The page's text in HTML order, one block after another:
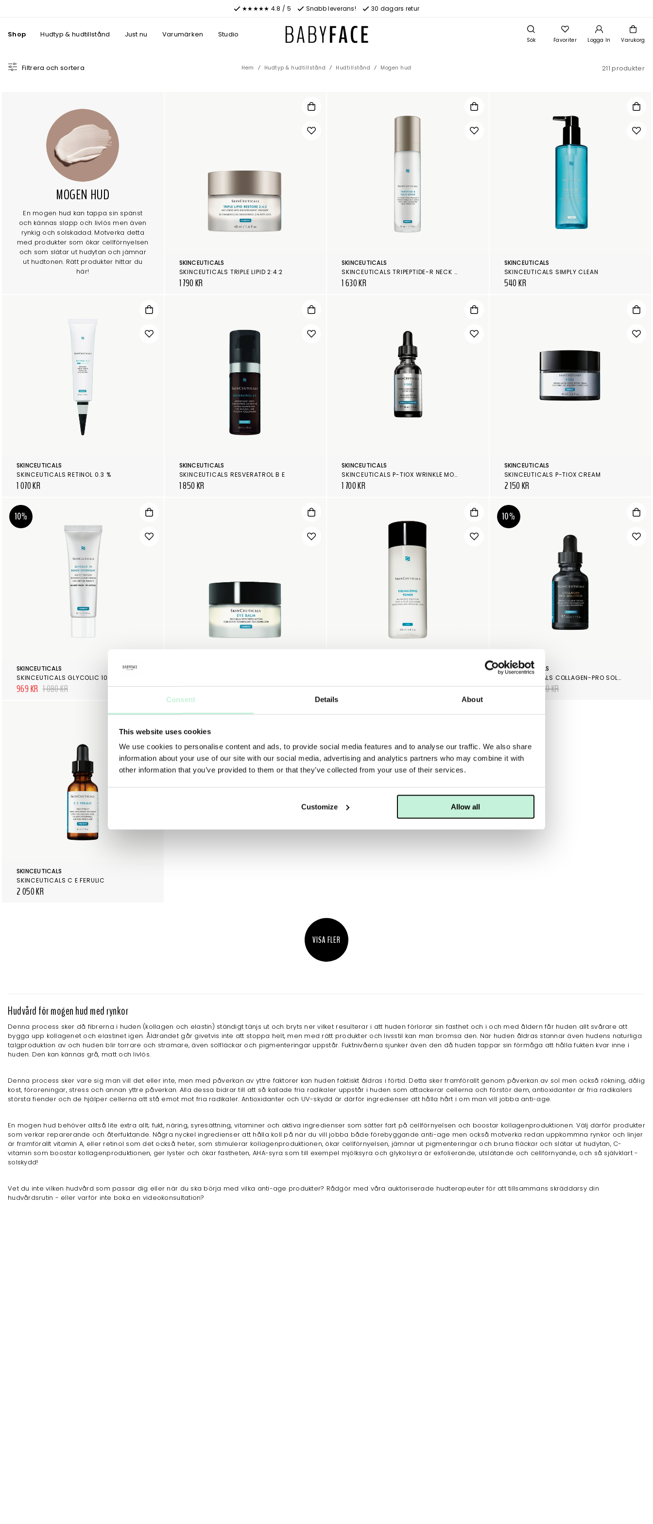
Consent Details About
This website uses cookies
We use cookies to personalise content and ads, to provide social media features and to analyse our traffic. We also share
information about your use of our site with our social media, advertising and analytics partners who may combine it with
other information that you’ve provided to them or that they’ve collected from your use of their services.
Customize Allow all
★★★★★ 4.8 / 5 Snabb leverans! 30 dagars retur
Shop Hudtyp & hudtillstånd Just nu Varumärken Studio
Varukorg
Logga In
Favoriter
Sök
Filtrera och sortera Hem Hudtyp & hudtillstånd Hudtillstånd Mogen hud 211 produkter
MOGEN HUD
En mogen hud kan tappa sin spänst
och kännas slapp och livlös men även
rynkig och solskadad. Motverka detta
med produkter som ökar cellförnyelsen
och som slätar ut hudytan och jämnar
ut hudtonen. Rätt produkter hittar du
här!
SKINCEUTICALS
SKINCEUTICALS TRIPLE LIPID 2:4:2
1 790 KR
SKINCEUTICALS
SKINCEUTICALS TRIPEPTIDE-R NECK REPAIR
1 630 KR
SKINCEUTICALS
SKINCEUTICALS SIMPLY CLEAN
540 KR
SKINCEUTICALS
SKINCEUTICALS RETINOL 0.3 %
1 070 KR
SKINCEUTICALS
SKINCEUTICALS RESVERATROL B E
1 850 KR
SKINCEUTICALS
SKINCEUTICALS P-TIOX WRINKLE MODULATING PEPTIDE SERUM
1 700 KR
SKINCEUTICALS
SKINCEUTICALS P-TIOX CREAM
2 150 KR
10%
SKINCEUTICALS
969 KR 1 080 KR 1 050 KR 540 KR
10%
SKINCEUTICALS
SKINCEUTICALS COLLAGEN-PRO SOLUTION SERUM
1 935 KR 2 150 KR
SKINCEUTICALS
SKINCEUTICALS C E FERULIC
2 050 KR
VISA FLER
Hudvård för mogen hud med rynkor
Denna process sker då fibrerna i huden (kollagen och elastin) ständigt tänjs ut och bryts ner vilket resulterar i att huden förlorar sin fasthet och i och med åldern får huden allt svårare att
bygga upp kollagenet och elastinet igen. Åldrandet går givetvis inte att stoppa helt, men med rätt produkter och livsstil kan man bromsa den. När huden åldras stannar även hudens naturliga
talgproduktion av och huden blir torrare och stramare, även solfläckar och pigmenteringar uppstår. Fuktnivåerna sjunker även den då huden tappar sin förmåga att hålla fukten kvar inne i
huden. Den kan kännas grå, matt och livlös.
Denna process sker vare sig man vill det eller inte, men med påverkan av yttre faktorer kan huden faktiskt åldras i förtid. Detta sker framförallt genom påverkan av sol men också rökning, dålig
kost, föroreningar, stress och annan yttre påverkan. Alla dessa bidrar till att så kallade fria radikaler uppstår i huden som attackerar cellerna och förstör dem, antioxidanter är fria radikalers
största fiender och de hjälper cellerna att stå emot mot fria radikaler. Antioxidanter och UV-skydd är därför ingredienser att hålla hårt i om man vill jobba anti-age.
En mogen hud behöver alltså lite extra allt; fukt, näring, syresättning, vitaminer och aktiva ingredienser som sätter fart på cellförnyelsen och boostar kollagenproduktionen. Välj därför produkter
som verkar reparerande och återfuktande. Några nyckel ingredienser att hålla koll på när du vill jobba både förebyggande anti-age men också motverka redan uppkommna rynkor och linjer
är framförallt vitamin A, eller retinol som det också heter, som stimulerar kollagenproduktionen, ökar cellförnyelsen, jämnar ut pigmenteringar och bruna fläckar och slätar ut hudytan, C-
vitamin som boostar kollagenproduktionen, ger lyster och ökar fastheten, AHA-syra som till exempel mjölksyra och glykolsyra är exfolierande, utslätande och cellförnyande, och så självklart -
solskydd!
Vet du inte vilken hudvård som passar dig eller när du ska börja med vilka anti-age produkter? Rådgör med våra auktoriserade hudterapeuter för att tillsammans skräddarsy din
hudvårdsrutin - eller varför inte boka en videokonsultation?